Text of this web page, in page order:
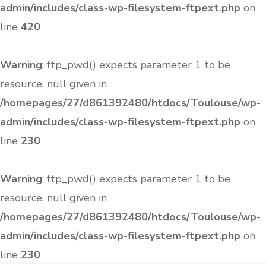
admin/includes/class-wp-filesystem-ftpext.php on
line 420
Warning: ftp_pwd() expects parameter 1 to be
resource, null given in
/homepages/27/d861392480/htdocs/Toulouse/wp-
admin/includes/class-wp-filesystem-ftpext.php on
line 230
Warning: ftp_pwd() expects parameter 1 to be
resource, null given in
/homepages/27/d861392480/htdocs/Toulouse/wp-
admin/includes/class-wp-filesystem-ftpext.php on
line 230